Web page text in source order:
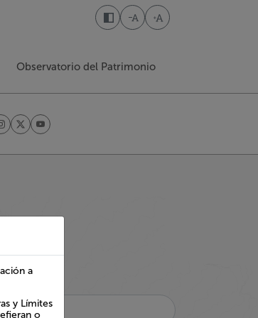
Disminuir tamaño de letra
Aumentar tamaño de
Observatorio del Patrimonio
o